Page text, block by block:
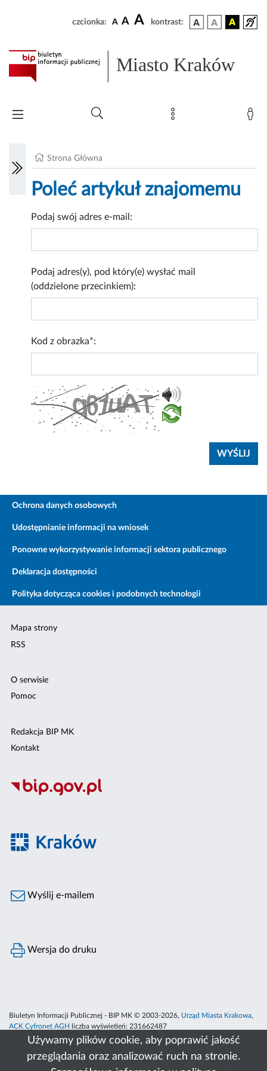
Używamy plików cookie, aby poprawić jakość
przeglądania oraz analizować ruch na stronie.
czcionka: A A A kontrast:
Miasto Kraków
Strona Główna
Poleć artykuł znajomemu
Podaj swój adres e-mail:
Podaj adres(y), pod który(e) wysłać mail
(oddzielone przecinkiem):
Kod z obrazka*:
Ochrona danych osobowych
Udostępnianie informacji na wniosek
Ponowne wykorzystywanie informacji sektora publicznego
Deklaracja dostępności
Polityka dotycząca cookies i podobnych technologii
Mapa strony
RSS
O serwisie
Pomoc
Redakcja BIP MK
Kontakt
Wyślij e-mailem
Wersja do druku
Biuletyn Informacji Publicznej - BIP MK © 2003-2026, Urząd Miasta Krakowa,
ACK Cyfronet AGH
liczba wyświetleń: 231662487